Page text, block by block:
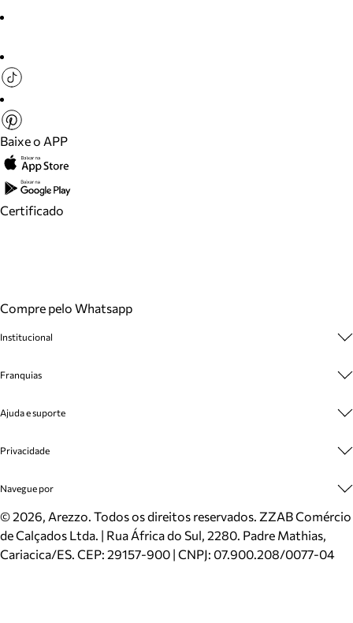
Baixe o APP
Certificado
Compre pelo Whatsapp
Institucional
Cashback
Venda Corporativa
Mapa do Site
Inverno
Mundo Arezzo
Franquias
Plano de Negócio
Ajuda e suporte
Cadastro
Meus Pedidos
Trocas e Devoluções
Cartão Presente
Localizador de lojas
Privacidade
Politica e Privacidade
Navegue por
Sapatos
Bolsas
Scarpins
©2026, Arezzo. Todos os direitos reservados. ZZAB Comércio
de Calçados Ltda. | Rua África do Sul, 2280. Padre Mathias,
Cariacica/ES. CEP: 29157-900 | CNPJ: 07.900.208/0077-04